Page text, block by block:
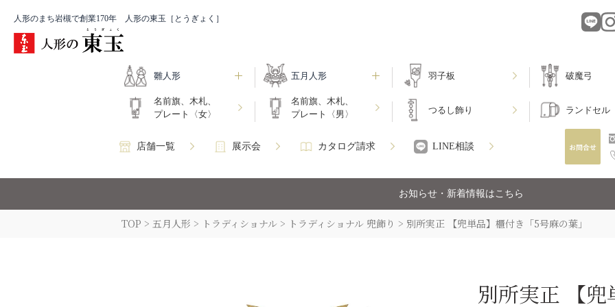
人形のまち岩槻で創業170年 人形の東玉［とうぎょく］
雛人形 五月人形 羽子板 破魔弓
名前旗、木札、
プレート〈女〉
名前旗、木札、
プレート〈男〉
つるし飾り ランドセル
店舗一覧 展示会 カタログ請求 LINE相談
お知らせ・新着情報はこちら
TOP 五月人形 トラディショナル トラディショナル 兜飾り 別所実正 【兜単品】櫃付き「5号麻の葉」
別所実正 【